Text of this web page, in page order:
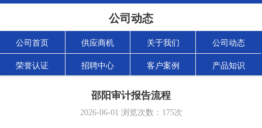
公司动态
公司首页 供应商机 关于我们 公司动态
荣誉认证 招聘中心 客户案例 产品知识
邵阳审计报告流程
2026-06-01 浏览次数： 175次